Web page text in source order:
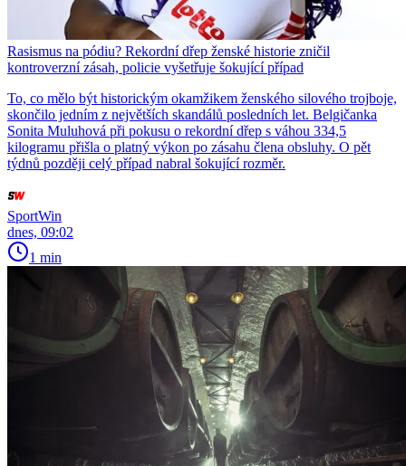
Rasismus na pódiu? Rekordní dřep ženské historie zničil
kontroverzní zásah, policie vyšetřuje šokující případ
To, co mělo být historickým okamžikem ženského silového trojboje,
skončilo jedním z největších skandálů posledních let. Belgičanka
Sonita Muluhová při pokusu o rekordní dřep s váhou 334,5
kilogramu přišla o platný výkon po zásahu člena obsluhy. O pět
týdnů později celý případ nabral šokující rozměr.
SportWin
dnes, 09:02
1 min